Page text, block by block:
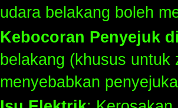
udara belakang boleh
Kebocoran Penyejuk
belakang (khusus untuk
menyebabkan